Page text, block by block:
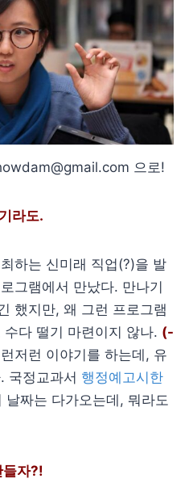
으로!
라도.
하는 신미래 직업(?)을 발
그램에서 만났다. 만나기
했지만, 왜 그런 프로그램
다 떨기 마련이지 않나. (-
저런 이야기를 하는데, 유
국정교과서 행정예고시한
날짜는 다가오는데, 뭐라도
들자?!